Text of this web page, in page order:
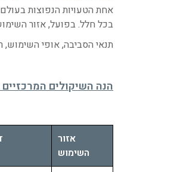
אחת הטעויות הנפוצות
בכל חלל. בפועל, אזור
תנאי הסביבה, אופי
הנה השיקולים
אזור
השימוש